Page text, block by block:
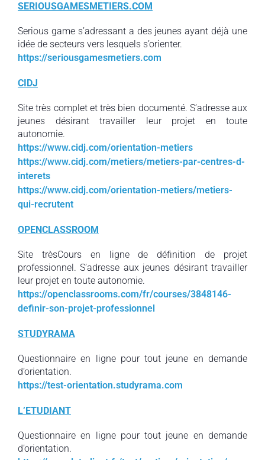
SERIOUSGAMESMETIERS.COM
Serious game s’adressant a des jeunes ayant déjà une
idée de secteurs vers lesquels s’orienter.
https://seriousgamesmetiers.com
CIDJ
Site très complet et très bien documenté. S’adresse aux
jeunes désirant travailler leur projet en toute
autonomie.
https://www.cidj.com/orientation-metiers
https://www.cidj.com/metiers/metiers-par-centres-d-
interets
https://www.cidj.com/orientation-metiers/metiers-
qui-recrutent
OPENCLASSROOM
Site trèsCours en ligne de définition de projet
professionnel. S’adresse aux jeunes désirant travailler
leur projet en toute autonomie.
https://openclassrooms.com/fr/courses/3848146-
definir-son-projet-professionnel
STUDYRAMA
Questionnaire en ligne pour tout jeune en demande
d’orientation.
https://test-orientation.studyrama.com
L’ETUDIANT
Questionnaire en ligne pour tout jeune en demande
d’orientation.